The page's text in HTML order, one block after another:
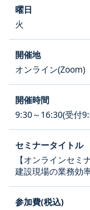
火
オンライン(Zoom)
9:30～16:30(受付
【オンラインセミ
建設現場の業務効